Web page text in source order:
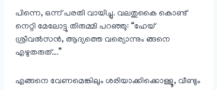
പിന്നെ, ഒന്ന് പരതി വായിച്ചു. വലതുകൈ കൊണ്ട്
നെറ്റി മേലോട്ടു തിരുമ്മി പറഞ്ഞു: “ഹേയ്
ശ്രീവൽസൻ, ആദ്യത്തെ വര്യൊന്നും ങ്ങനെ
എഴുതരുത്….”
എങ്ങനെ വേണമെങ്കിലും ശരിയാക്കിക്കൊള്ളൂ, വീണ്ടും